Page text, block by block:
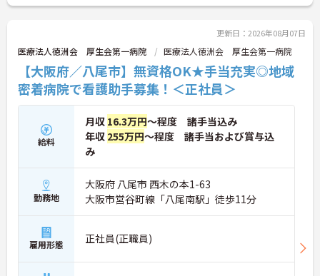
更新日：2026年08月07日
医療法人徳洲会 厚生会第一病院 医療法人徳洲会 厚生会第一病院
【大阪府／八尾市】無資格OK★手当充実◎地域
密着病院で看護助手募集！＜正社員＞
給料
月収 16.3万円～程度 諸手当込み
年収 255万円～程度 諸手当および賞与込
み
勤務地
大阪府 八尾市 西木の本1-63
大阪市営谷町線「八尾南駅」徒歩11分
雇用形態 正社員(正職員)